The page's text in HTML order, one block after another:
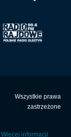
Wszystkie prawa
zastrzeżone
Więcej informacji